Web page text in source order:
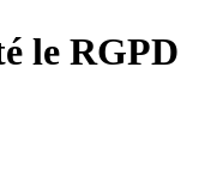
le RGPD